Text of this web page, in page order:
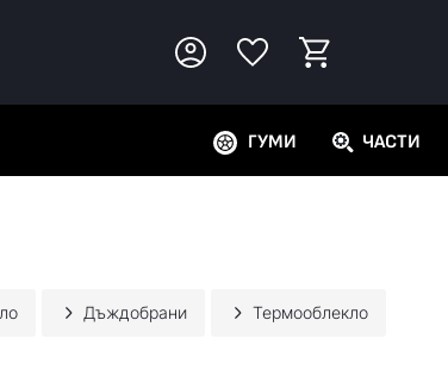
ГУМИ ЧАСТИ
Дъждобрани Термооблекло